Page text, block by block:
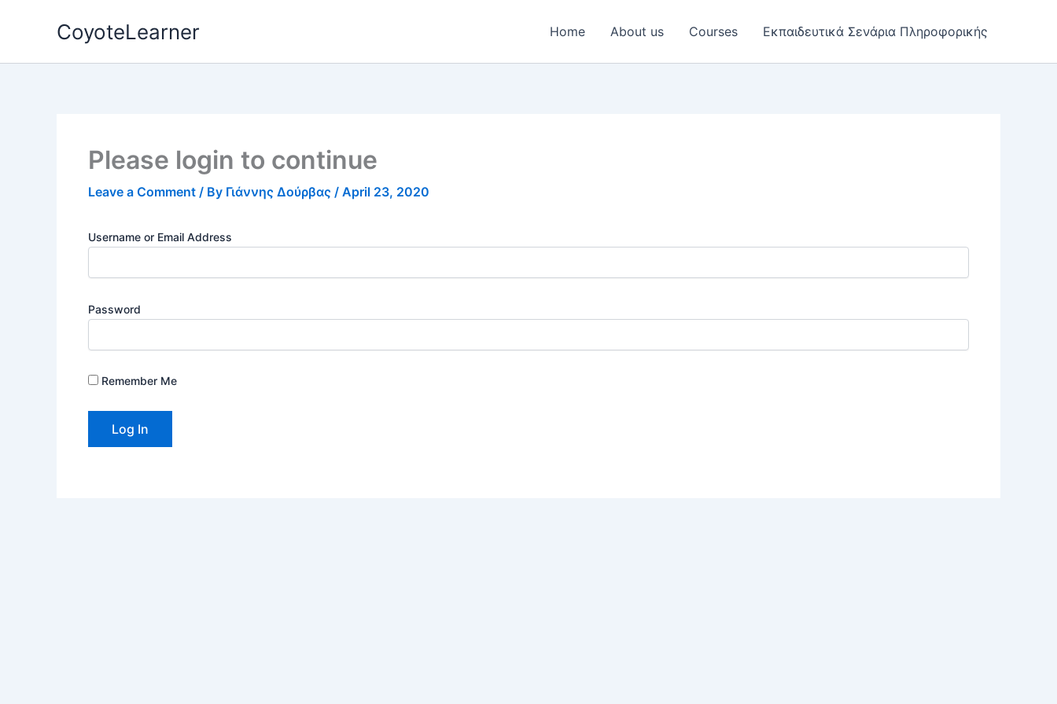
CoyoteLearner Home About us Courses Εκπαιδευτικά Σενάρια Πληροφορικής
Please login to continue
Leave a Comment / By Γιάννης Δούρβας / April 23, 2020
Username or Email Address
Password
Remember Me